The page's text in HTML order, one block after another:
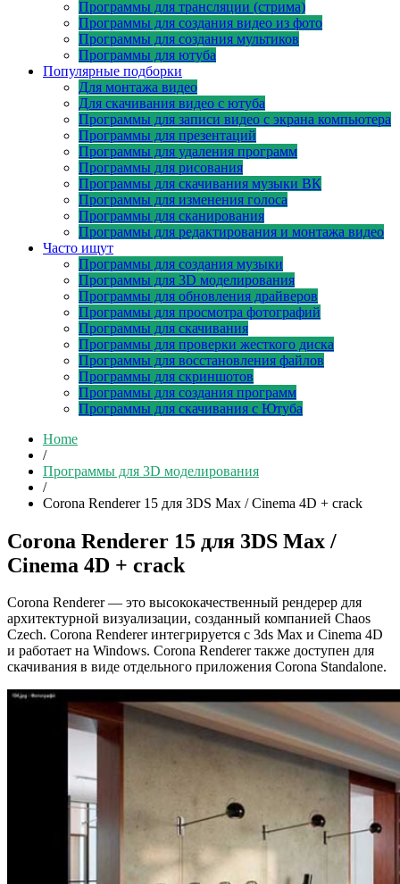
Программы для трансляции (стрима)
Программы для создания видео из фото
Программы для создания мультиков
Программы для ютуба
Популярные подборки
Для монтажа видео
Для скачивания видео с ютуба
Программы для записи видео с экрана компьютера
Программы для презентаций
Программы для удаления программ
Программы для рисования
Программы для скачивания музыки ВК
Программы для изменения голоса
Программы для сканирования
Программы для редактирования и монтажа видео
Часто ищут
Программы для создания музыки
Программы для 3D моделирования
Программы для обновления драйверов
Программы для просмотра фотографий
Программы для скачивания
Программы для проверки жесткого диска
Программы для восстановления файлов
Программы для скриншотов
Программы для создания программ
Программы для скачивания с Ютуба
Home
/
Программы для 3D моделирования
/
Corona Renderer 15 для 3DS Max / Cinema 4D + crack
Corona Renderer 15 для 3DS Max /
Cinema 4D + crack
Corona Renderer — это высококачественный рендерер для
архитектурной визуализации, созданный компанией Chaos
Czech. Corona Renderer интегрируется с 3ds Max и Cinema 4D
и работает на Windows. Corona Renderer также доступен для
скачивания в виде отдельного приложения Corona Standalone.